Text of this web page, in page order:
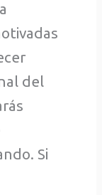
del
Si